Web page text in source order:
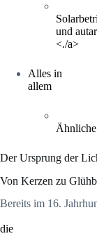
und
<./a>
Alles in
allem
Der Ursprung der
Von Kerzen zu
Bereits im 16.
die